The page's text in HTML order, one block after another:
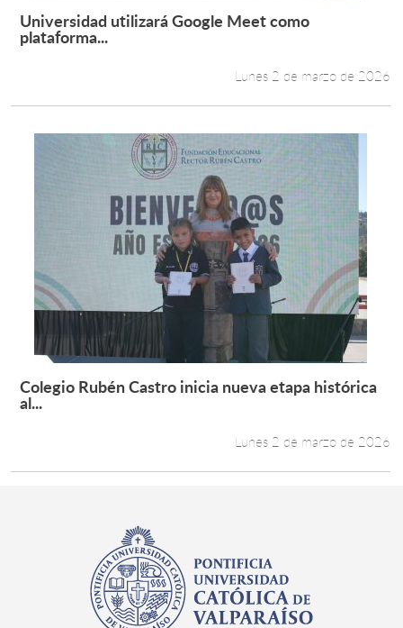
Funcionarios
Alumni
Leer más +
Universidad utilizará Google Meet como
plataforma...
Lunes 2 de marzo de 2026
Leer más +
Colegio Rubén Castro inicia nueva etapa histórica
al...
Lunes 2 de marzo de 2026